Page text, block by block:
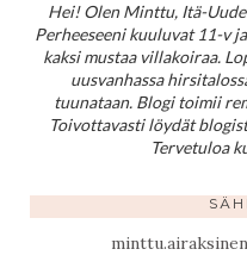
Hei! Olen Minttu, Itä-
Perheeseeni kuuluvat 11-v
kaksi mustaa villakoiraa.
uusvanhassa
tuunataan. Blogi toimii
Toivottavasti löydät
Tervetuloa